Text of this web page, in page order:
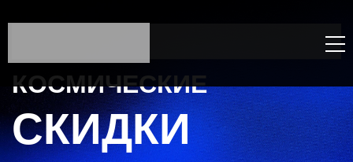
КОСМИЧЕСКИЕ
СКИДКИ